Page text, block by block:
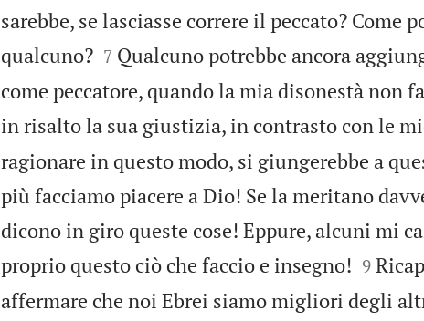
sarebbe, se lasciasse correre il peccato? Come
qualcuno?
7 Qualcuno potrebbe ancora
come peccatore, quando la mia disonestà non
in risalto la sua giustizia, in contrasto con le
ragionare in questo modo, si giungerebbe a
più facciamo piacere a Dio! Se la meritano
dicono in giro queste cose! Eppure, alcuni mi
proprio questo ciò che faccio e insegno!
9
affermare che noi Ebrei siamo migliori degli